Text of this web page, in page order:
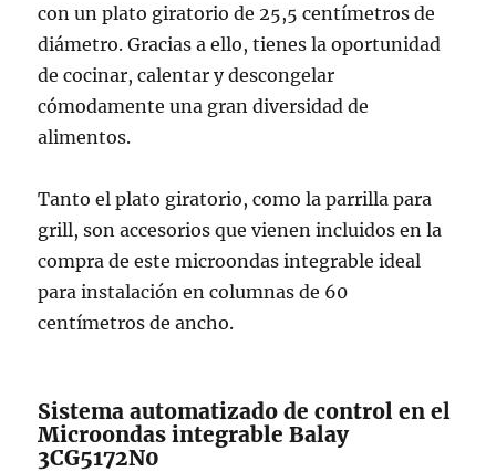
con un plato giratorio de 25,5 centímetros de
diámetro. Gracias a ello, tienes la oportunidad
de cocinar, calentar y descongelar
cómodamente una gran diversidad de
alimentos.
Tanto el plato giratorio, como la parrilla para
grill, son accesorios que vienen incluidos en la
compra de este microondas integrable ideal
para instalación en columnas de 60
centímetros de ancho.
Sistema automatizado de control en el
Microondas integrable Balay
3CG5172N0